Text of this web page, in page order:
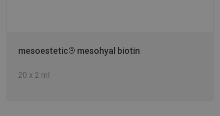
mesoestetic® mesohyal biotin
20 x 2 ml